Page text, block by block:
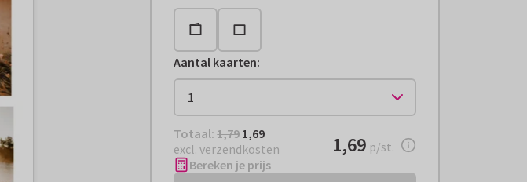
Aantal kaarten:
Totaal: € 1,69
Totaal: 1,79 1,69
excl. verzendkosten
€ 1,69per stuk
1,69 p/st.
Bereken je prijs